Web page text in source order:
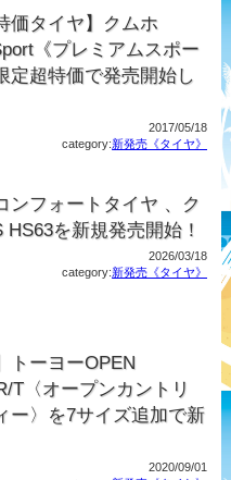
価タイヤ】クムホ
《プレミアムスポー
定超特価で発売開始し
2017/05/18
category:新発売《タイヤ》
ンフォートタイヤ 、ク
HS63を新規発売開始！
2026/03/18
category:新発売《タイヤ》
トーヨーOPEN
T〈オープンカントリ
ー〉を7サイズ追加で新
2020/09/01